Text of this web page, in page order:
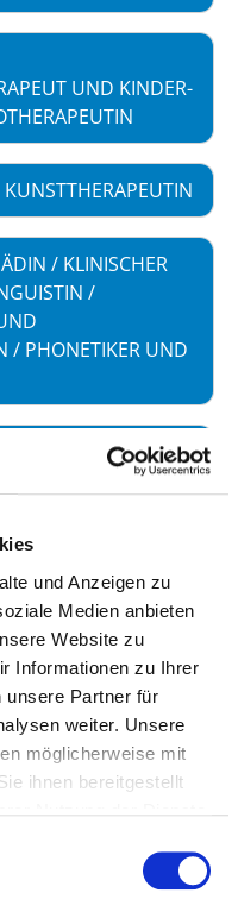
und Anzeigen zu
Medien anbieten
Website zu
Informationen zu Ihrer
unsere Partner für
weiter. Unsere
möglicherweise mit
ihnen bereitgestellt
UND KINDER-
/ KLINISCHER
/
/ PHONETIKER UND
BADEMEISTER
BADEMEISTERIN
ASSISTENT FÜR
MEDIZINISCH-
MEDIZINISCH-